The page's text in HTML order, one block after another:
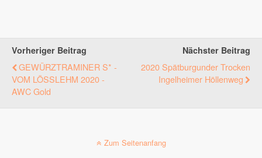
Vorheriger Beitrag
GEWÜRZTRAMINER S* -
VOM LÖSSLEHM 2020 -
AWC Gold
Nächster Beitrag
2020 Spätburgunder Trocken
Ingelheimer Höllenweg
Zum Seitenanfang